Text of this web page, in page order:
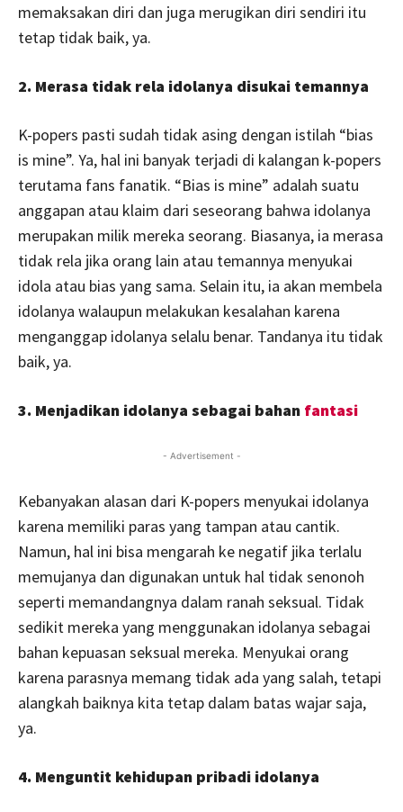
memaksakan diri dan juga merugikan diri sendiri itu
tetap tidak baik, ya.
2. Merasa tidak rela idolanya disukai temannya
K-popers pasti sudah tidak asing dengan istilah “bias
is mine”. Ya, hal ini banyak terjadi di kalangan k-popers
terutama fans fanatik. “Bias is mine” adalah suatu
anggapan atau klaim dari seseorang bahwa idolanya
merupakan milik mereka seorang. Biasanya, ia merasa
tidak rela jika orang lain atau temannya menyukai
idola atau bias yang sama. Selain itu, ia akan membela
idolanya walaupun melakukan kesalahan karena
menganggap idolanya selalu benar. Tandanya itu tidak
baik, ya.
3. Menjadikan idolanya sebagai bahan fantasi
- Advertisement -
Kebanyakan alasan dari K-popers menyukai idolanya
karena memiliki paras yang tampan atau cantik.
Namun, hal ini bisa mengarah ke negatif jika terlalu
memujanya dan digunakan untuk hal tidak senonoh
seperti memandangnya dalam ranah seksual. Tidak
sedikit mereka yang menggunakan idolanya sebagai
bahan kepuasan seksual mereka. Menyukai orang
karena parasnya memang tidak ada yang salah, tetapi
alangkah baiknya kita tetap dalam batas wajar saja,
ya.
4. Menguntit kehidupan pribadi idolanya